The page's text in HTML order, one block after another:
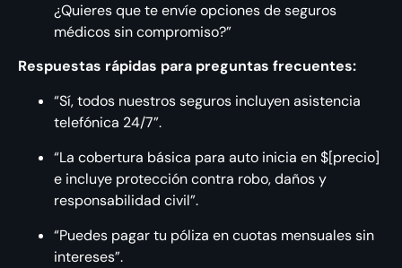
¿Quieres que te envíe opciones de seguros
médicos sin compromiso?”
Respuestas rápidas para preguntas frecuentes:
“Sí, todos nuestros seguros incluyen asistencia
telefónica 24/7”.
“La cobertura básica para auto inicia en $[precio]
e incluye protección contra robo, daños y
responsabilidad civil”.
“Puedes pagar tu póliza en cuotas mensuales sin
intereses”.